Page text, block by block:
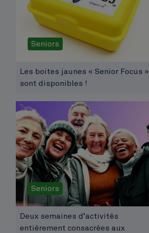
Seniors
Les boites jaunes « Senior Focus »
sont disponibles !
Seniors
Deux semaines d’activités
entièrement consacrées aux